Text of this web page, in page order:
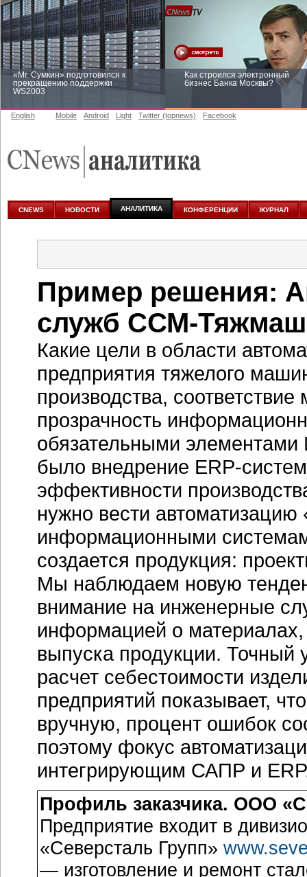
«Mr. Сумкин» подготовился к
прекращению поддержки
WS2003
Как строился электронный
бизнес Банка Москвы?
аналитике
English Mobile Android Light Twitter (topnews) Facebook
CNEWS НОВОСТИ АНАЛИТИКА КОНФЕРЕНЦИИ ЖУРНАЛ
Пример решения:
служб ССМ-Тяжмаш
Какие цели в области
предприятия тяжелого
производства,
прозрачность
обязательными элементами
было внедрение ERP-систем
эффективности
нужно вести автоматизацию
информационными
создается продукция:
Мы наблюдаем новую
внимание на инженерные
информацией о материалах,
выпуска продукции. Точный
расчет себестоимости
предприятий показывает,
вручную, процент ошибок
поэтому фокус
интегрирующим САПР и
Профиль заказчика. ООО
Предприятие входит в
«Северсталь Групп»
— изготовление и ремонт